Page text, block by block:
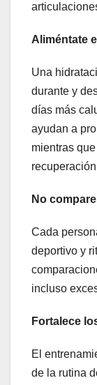
Aliméntate
Una
durante y
días más
ayudan a
mientras
No
Cada
deportivo y
incluso
Fortalece
El
de la rutina